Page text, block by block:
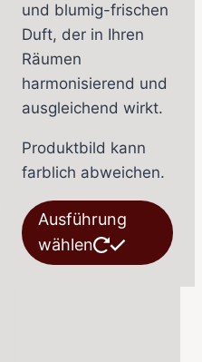
und blumig-frischen
Duft, der in Ihren
Räumen
harmonisierend und
ausgleichend wirkt.
Produktbild kann
farblich abweichen.
Ausführung
wählen